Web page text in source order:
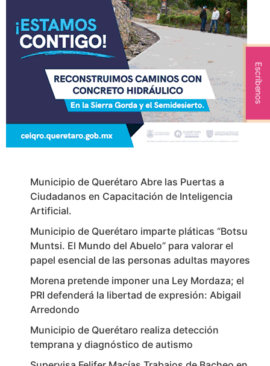
Municipio de Querétaro Abre las Puertas a
Ciudadanos en Capacitación de Inteligencia
Artificial.
Municipio de Querétaro imparte pláticas “Botsu
Muntsi. El Mundo del Abuelo” para valorar el
papel esencial de las personas adultas mayores
Morena pretende imponer una Ley Mordaza; el
PRI defenderá la libertad de expresión: Abigail
Arredondo
Municipio de Querétaro realiza detección
temprana y diagnóstico de autismo
Escríbenos